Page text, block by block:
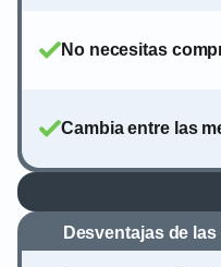
No necesitas
Cambia entre las
Desventajas de